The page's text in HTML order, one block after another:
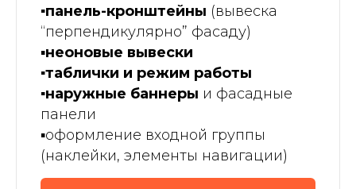
▪️панель-кронштейны (вывеска
“перпендикулярно” фасаду)
▪️неоновые вывески
▪️таблички и режим работы
▪️наружные баннеры и фасадные
панели
▪️оформление входной группы
(наклейки, элементы навигации)